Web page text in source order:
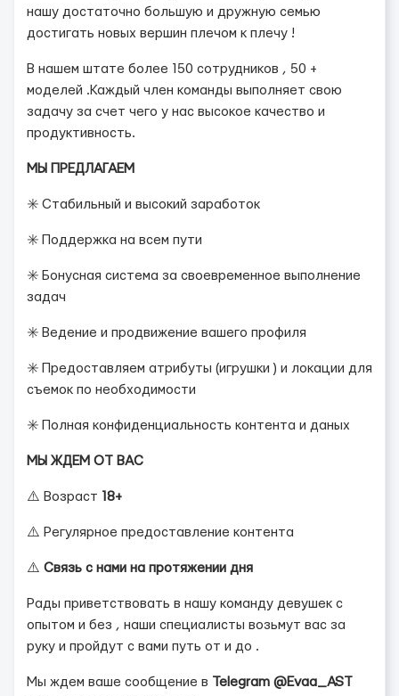
нашу достаточно большую и дружную семью
достигать новых вершин плечом к плечу !
В нашем штате более 150 сотрудников , 50 +
моделей .Каждый член команды выполняет свою
задачу за счет чего у нас высокое качество и
продуктивность.
МЫ ПРЕДЛАГАЕМ
✳️ Стабильный и высокий заработок
✳️ Поддержка на всем пути
✳️ Бонусная система за своевременное выполнение
задач
✳️ Ведение и продвижение вашего профиля
✳️ Предоставляем атрибуты (игрушки ) и локации для
съемок по необходимости
✳️ Полная конфиденциальность контента и даных
МЫ ЖДЕМ ОТ ВАС
⚠️ Возраст 18+
⚠️ Регулярное предоставление контента
⚠️ Связь с нами на протяжении дня
Рады приветствовать в нашу команду девушек с
опытом и без , наши специалисты возьмут вас за
руку и пройдут с вами путь от и до .
Мы ждем ваше сообщение в
Telegram @Evaa_AST